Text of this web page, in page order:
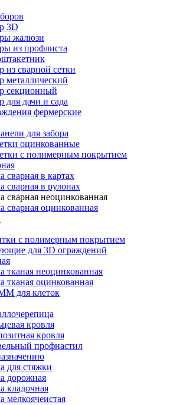
3D
жалюзи
из профлиста
из сварной сетки
металлический
секционный
для дачи и сада
фермерские
для забора
оцинкованные
с полимерным покрытием
сварная в картах
сварная в рулонах
сварная неоцинкованная
сварная оцинкованная
с полимерным покрытием
для 3D ограждений
тканая неоцинкованная
тканая оцинкованная
для клеток
кровля
кровля
профнастил
для стяжки
дорожная
кладочная
мелкоячеистая